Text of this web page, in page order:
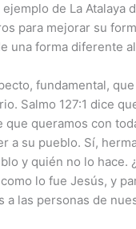
ejemplo de La Atalaya
para mejorar su
una forma diferente
fundamental,
Salmo 127:1 dice
que queramos con
a su pueblo. Sí,
y quién no lo hace.
lo fue Jesús, y
a las personas de